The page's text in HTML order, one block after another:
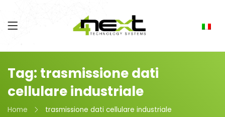
Tag: trasmissione dati
cellulare industriale
Home trasmissione dati cellulare industriale